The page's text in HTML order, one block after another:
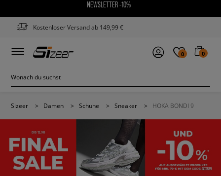
NEWSLETTER -10%
Kostenloser Versand ab 149,99 €
0 0
Sizeer > Damen > Schuhe > Sneaker > HOKA BONDI 9